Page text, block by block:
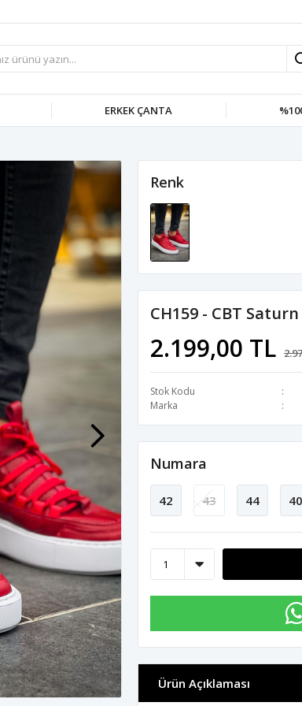
ERKEK ÇANTA
CH159 - CBT
2.199,00 TL
Stok Kodu
Marka
Renk
Numara
42 43 44 40
Ürün Açıklaması